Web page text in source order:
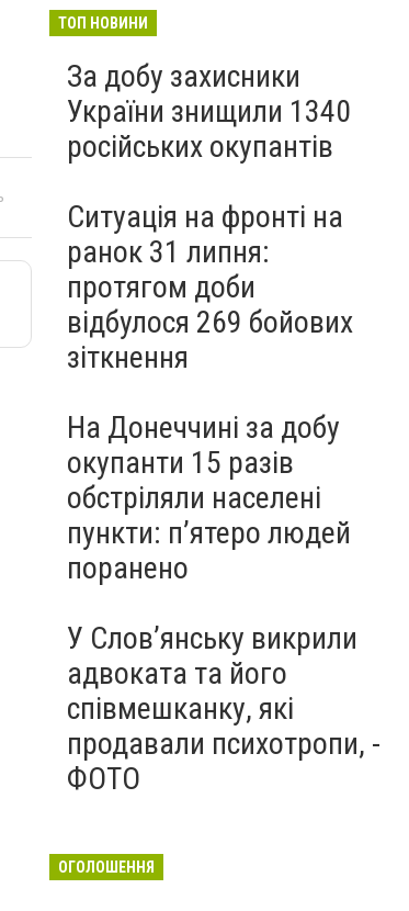
засудили до 8 років
метадону
Вчора
ТОП НОВИНИ
За добу захисники
України знищили 1340
російських окупантів
Ситуація на фронті на
ранок 31 липня:
протягом доби
відбулося 269 бойових
зіткнення
На Донеччині за добу
окупанти 15 разів
обстріляли населені
пункти: пʼятеро людей
поранено
У Слов’янську викрили
адвоката та його
співмешканку, які
продавали психотропи, -
ФОТО
ОГОЛОШЕННЯ